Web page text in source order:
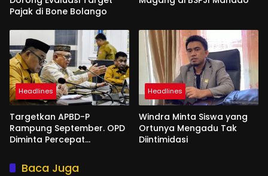
Pajak di Bone Bolango
Headlines
Targetkan APBD-P
Rampung September. OPD
Diminta Percepat
Headlines
Windra Minta Siswa yang
Ortunya Mengadu Tak
Diintimidasi
Baca Juga